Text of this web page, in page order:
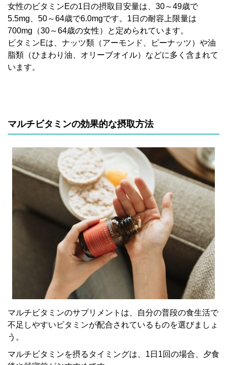
女性のビタミンEの1日の摂取目安量は、30～49歳で
5.5mg、50～64歳で6.0mgです。1日の耐容上限量は
700mg（30～64歳の女性）と定められています。
ビタミンEは、ナッツ類（アーモンド、ピーナッツ）や油
脂類（ひまわり油、オリーブオイル）などに多く含まれて
います。
マルチビタミンの効果的な摂取方法
マルチビタミンのサプリメントは、自分の普段の食生活で
不足しやすいビタミンが配合されているものを選びましょ
う。
マルチビタミンを摂るタイミングは、1日1回の場合、夕食